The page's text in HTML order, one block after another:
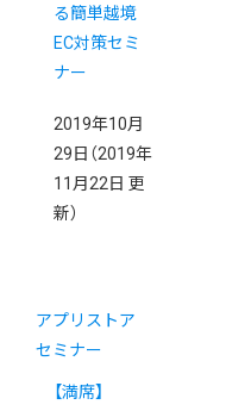
る簡単越境
EC対策セミ
ナー
2019年10月
29日 （2019年
11月22日 更
新）
アプリストア
セミナー
【満席】